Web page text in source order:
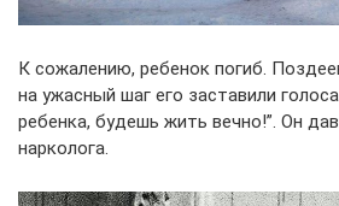
К сожалению, ребенок погиб.
на ужасный шаг его заставили
ребенка, будешь жить вечно!”. Он
нарколога.